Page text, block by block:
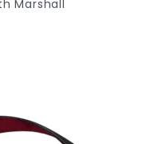
Marshall